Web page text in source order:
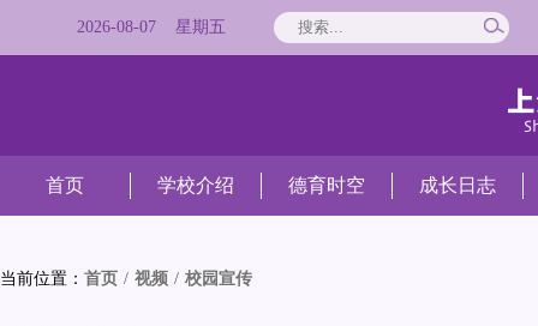
2026-08-07 星期 五
首页 学校介绍 德育时空 成长日志
当前位置： 首页 / 视频 / 校园宣传